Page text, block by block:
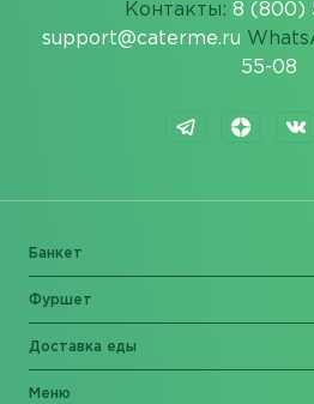
Контакты: 8 (800)
support@caterme.ru
55-08
Банкет
Фуршет
Доставка еды
Меню